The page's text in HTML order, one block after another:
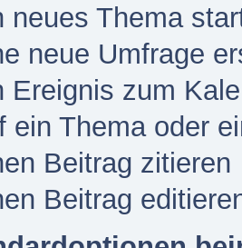
neues Thema
neue Umfrage
Ereignis zum
ein Thema oder
Beitrag zitieren
Beitrag